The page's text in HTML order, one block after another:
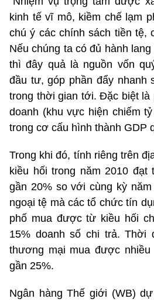
kinh tế vĩ mô, kiềm chế lạm
chú ý các chính sách tiền tệ,
Nếu chúng ta có đủ hành
thì đây quả là nguồn vốn
đầu tư, góp phần đẩy nhanh
trong thời gian tới. Đặc biệt là
doanh (khu vực hiện chiếm
trong cơ cấu hình thành GDP
Trong khi đó, tính riêng trên
kiều hối trong năm 2010 đạt
gần 20% so với cùng kỳ
ngoại tệ mà các tổ chức tín
phố mua được từ kiều hối
15% doanh số chi trả. Thời
thương mại mua được nhiều
gần 25%.
Ngân hàng Thế giới (WB)